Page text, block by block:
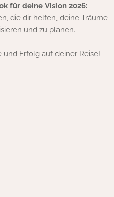
für deine Vision 2026:
die dir helfen, deine Träume
und zu planen.
Erfolg auf deiner Reise!